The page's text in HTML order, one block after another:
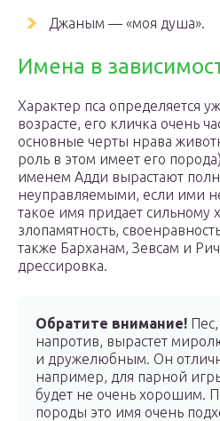
Джаным — «моя душа».
Имена в
Характер пса определяется
возрасте, его кличка очень
основные черты нрава
роль в этом имеет его
именем Адди вырастают
неуправляемыми, если ими
такое имя придает сильному
злопамятность,
также Барханам, Зевсам и
дрессировка.
Обратите внимание!
напротив, вырастет
и дружелюбным. Он
например, для парной
будет не очень хорошим.
породы это имя очень